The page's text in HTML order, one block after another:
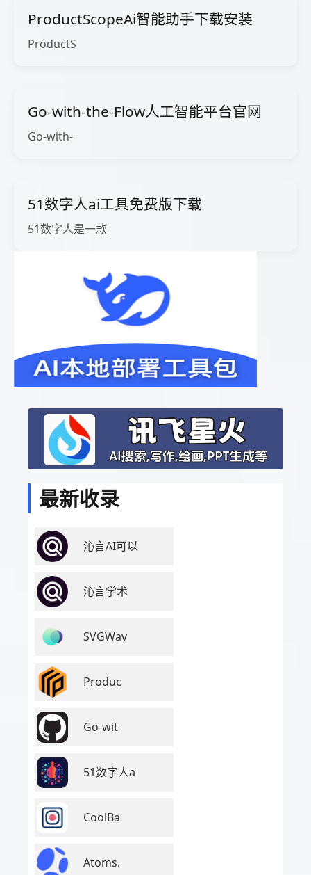
ProductScopeAi智能助手下载安装
ProductS
Go-with-the-Flow人工智能平台官网
Go-with-
51数字人ai工具免费版下载
51数字人是一款
最新收录
沁言AI可以
沁言学术
SVGWav
Produc
Go-wit
51数字人a
CoolBa
Atoms.